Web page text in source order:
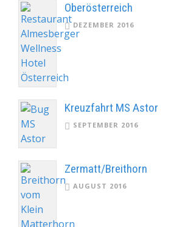
Oberösterreich
DEZEMBER 2016
Kreuzfahrt MS Astor
SEPTEMBER 2016
Zermatt/Breithorn
AUGUST 2016